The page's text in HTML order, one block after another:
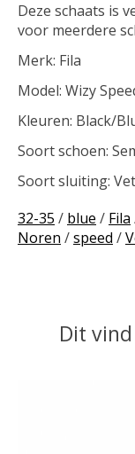
Deze schaats is
voor meerdere
Merk: Fila
Model: Wizy
Kleuren: Black/
Soort schoen:
Soort sluiting:
32-35 / blue / Fila
Noren /speed /
Dit
Items van